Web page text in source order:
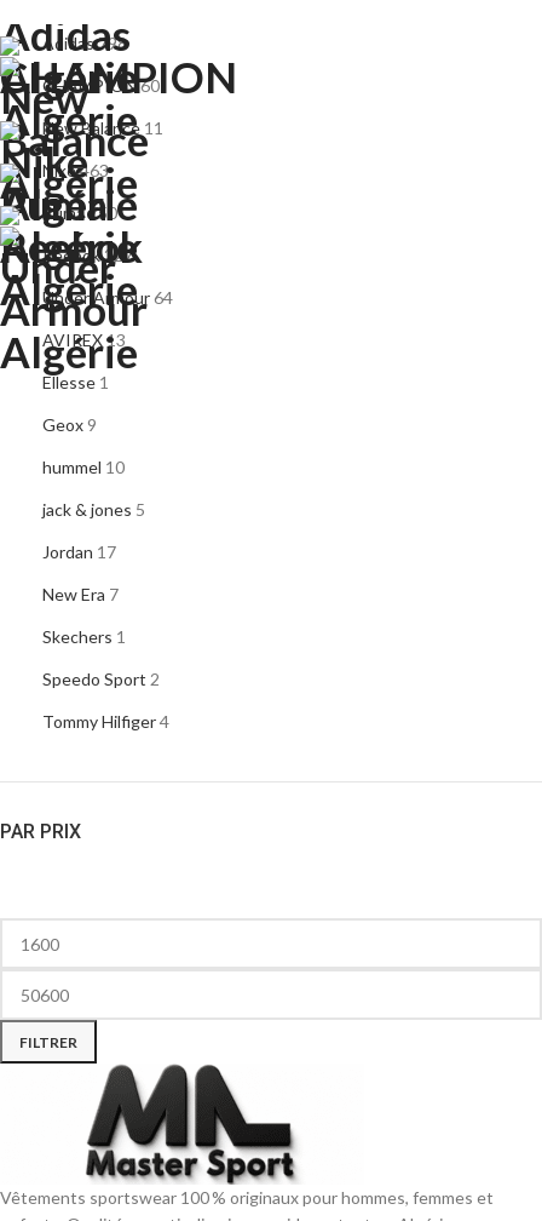
Adidas798
CHAMPION 60
New Balance 11
Nike463
Puma750
Reebok227
Under Armour64
AVIREX13
Ellesse 1
Geox 9
hummel 10
jack & jones 5
Jordan 17
New Era 7
Skechers 1
Speedo Sport 2
Tommy Hilfiger4
PAR PRIX
FILTRER
Vêtements sportswear 100 % originaux pour hommes, femmes et